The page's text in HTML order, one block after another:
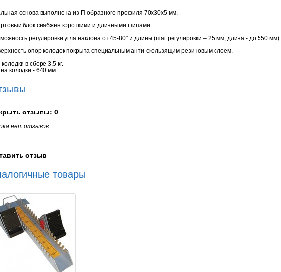
основа выполнена из П-образного профиля 70х30х5 мм.
блок снабжен короткими и длинными шипами.
регулировки угла наклона от 45-80° и длины (шаг регулировки – 25 мм, длина - до 550 мм).
опор колодок покрыта специальным анти-скользящим резиновым слоем.
колодки в сборе 3,5 кг.
колодки - 640 мм.
отзывы: 0
нет отзывов
отзыв
товары